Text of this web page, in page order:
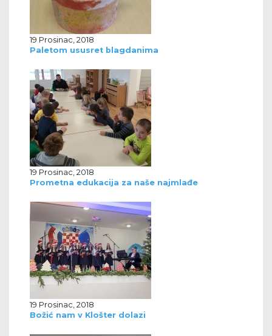
19 Prosinac, 2018
Paletom ususret blagdanima
19 Prosinac, 2018
Prometna edukacija za naše najmlađe
19 Prosinac, 2018
Božić nam v Klošter dolazi